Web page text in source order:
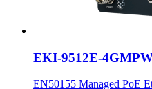
EKI-9512E-
EN50155 Managed PoE